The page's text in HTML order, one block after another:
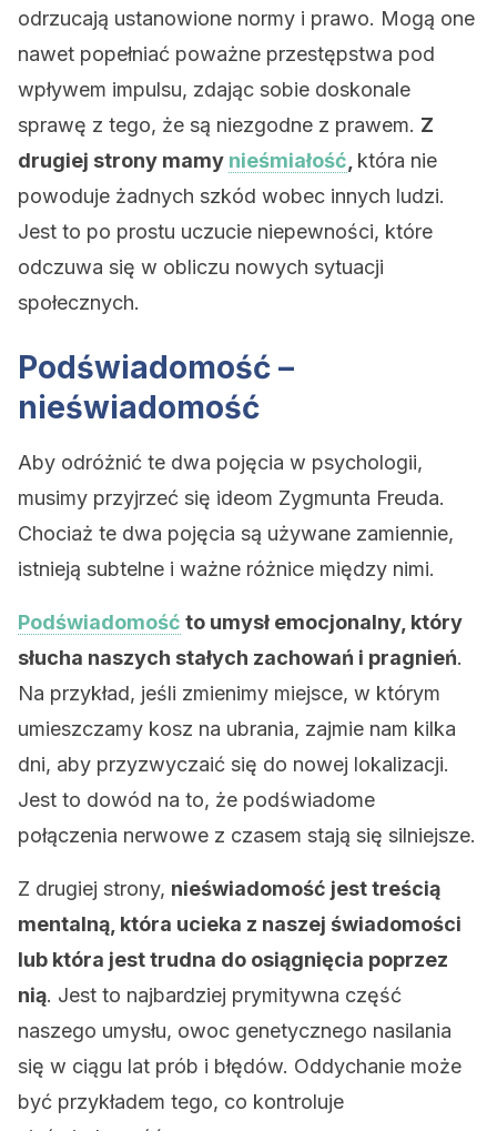
odrzucają ustanowione normy i prawo. Mogą one
nawet popełniać poważne przestępstwa pod
wpływem impulsu, zdając sobie doskonale
sprawę z tego, że są niezgodne z prawem. Z
drugiej strony mamy nieśmiałość która nie
powoduje żadnych szkód wobec innych ludzi.
Jest to po prostu uczucie niepewności, które
odczuwa się w obliczu nowych sytuacji
społecznych.
Podświadomość –
nieświadomość
Aby odróżnić te dwa pojęcia w psychologii,
musimy przyjrzeć się ideom Zygmunta Freuda.
Chociaż te dwa pojęcia są używane zamiennie,
istnieją subtelne i ważne różnice między nimi.
Podświadomość to umysł emocjonalny, który
słucha naszych stałych zachowań i pragnień.
Na przykład, jeśli zmienimy miejsce, w którym
umieszczamy kosz na ubrania, zajmie nam kilka
dni, aby przyzwyczaić się do nowej lokalizacji.
Jest to dowód na to, że podświadome
połączenia nerwowe z czasem stają się silniejsze.
Z drugiej strony, nieświadomość jest treścią
mentalną, która ucieka z naszej świadomości
lub która jest trudna do osiągnięcia poprzez
nią. Jest to najbardziej prymitywna część
naszego umysłu, owoc genetycznego nasilania
się w ciągu lat prób i błędów. Oddychanie może
być przykładem tego, co kontroluje